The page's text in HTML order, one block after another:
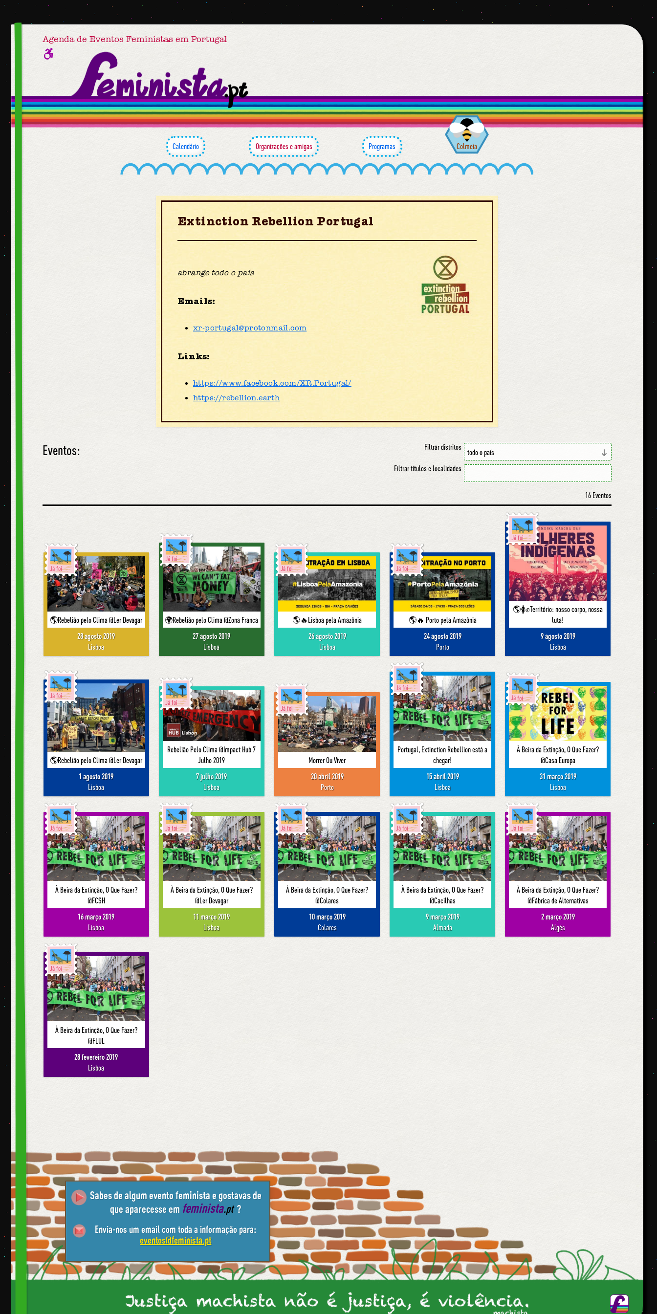
Agenda de Eventos Feministas em Portugal
Calendário Organizações e amigas Programas Colmeia
Extinction Rebellion Portugal
abrange todo o país
Emails:
xr-portugal@protonmail.com
Links:
https://www.facebook.com/XR.Portugal/
https://rebellion.earth
Eventos: Filtrar distritos
Filtrar títulos e localidades
16 Eventos
Já foi
🌎Rebelião pelo Clima @Ler Devagar
28 agosto 2019
Lisboa
Já foi
🌍Rebelião pelo Clima @Zona Franca
27 agosto 2019
Lisboa
Já foi
🌎🔥Lisboa pela Amazônia
26 agosto 2019
Lisboa
Já foi
🌎🔥 Porto pela Amazônia
24 agosto 2019
Porto
Já foi
🌎🚺✊Território: nosso corpo, nossa
luta!
9 agosto 2019
Lisboa
Já foi
🌎Rebelião pelo Clima @Ler Devagar
1 agosto 2019
Lisboa
Já foi
Rebelião Pelo Clima @Impact Hub 7
Julho 2019
7 julho 2019
Lisboa
Já foi
Morrer Ou Viver
20 abril 2019
Porto
Já foi
Portugal, Extinction Rebellion está a
chegar!
15 abril 2019
Lisboa
Já foi
À Beira da Extinção, O Que Fazer?
@Casa Europa
31 março 2019
Lisboa
Já foi
À Beira da Extinção, O Que Fazer?
@FCSH
16 março 2019
Lisboa
Já foi
À Beira da Extinção, O Que Fazer?
@Ler Devagar
11 março 2019
Lisboa
Já foi
À Beira da Extinção, O Que Fazer?
@Colares
10 março 2019
Colares
Já foi
À Beira da Extinção, O Que Fazer?
@Cacilhas
9 março 2019
Almada
Já foi
À Beira da Extinção, O Que Fazer?
@Fábrica de Alternativas
2 março 2019
Algés
Já foi
À Beira da Extinção, O Que Fazer?
@FLUL
28 fevereiro 2019
Lisboa
Sabes de algum evento feminista e gostavas de
que aparecesse em feminista.pt ?
Envia-nos um email com toda a informação para:
eventos@feminista.pt